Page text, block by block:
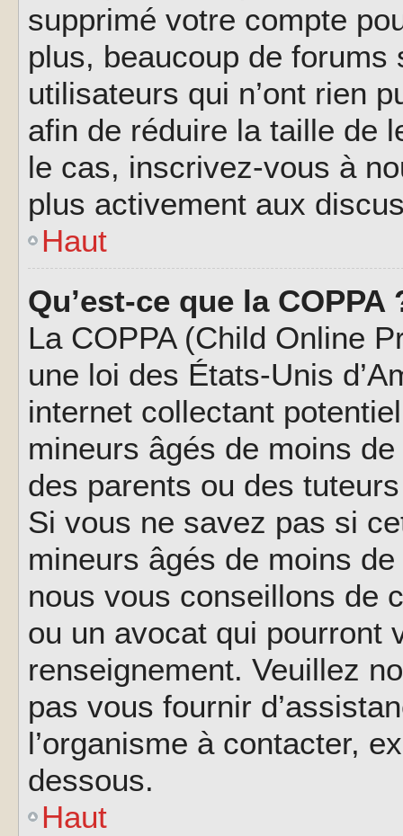
supprimé votre compte
plus, beaucoup de
utilisateurs qui n’ont rien
afin de réduire la taille de
le cas, inscrivez-vous à
plus activement aux
Haut
Qu’est-ce que la COPPA
La COPPA (Child Online
une loi des États-Unis
internet collectant
mineurs âgés de moins
des parents ou des
Si vous ne savez pas si
mineurs âgés de moins
nous vous conseillons de
ou un avocat qui pourront
renseignement. Veuillez
pas vous fournir
l’organisme à contacter,
dessous.
Haut